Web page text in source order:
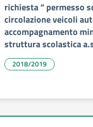
richiesta “ permesso
circolazione veicoli
accompagnamento
struttura scolastica
2018/2019